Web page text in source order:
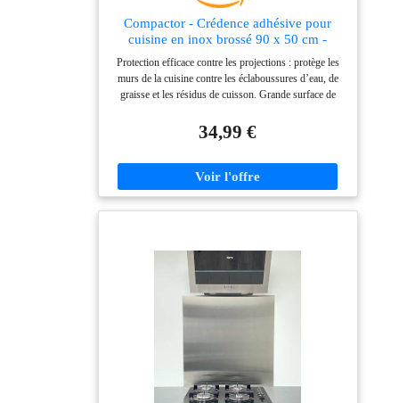
Compactor - Crédence adhésive pour
cuisine en inox brossé 90 x 50 cm -
Plaque anti projections murale aimantée -
Protection murale cuisine à coller -
Habillage inox pour plaque de cuisson
Protection efficace contre les projections : protège les
murs de la cuisine contre les éclaboussures d’eau, de
graisse et les résidus de cuisson. Grande surface de
plaque de cuisson, une gazinière ou un plan de travail.
Crédence adhésive facile à installer : fixation murale
adhésif. Surface aimantée pratique : permet d’accrocher
notes, recettes ou accessoires magnétiques à portée de
34,99 €